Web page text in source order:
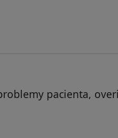
Váš účet byl odstraněn
pacienta,
Pacient